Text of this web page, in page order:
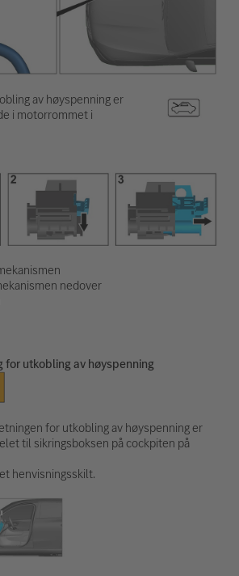
av høyspenning er
i motorrommet i
nedover
for utkobling av høyspenning
for utkobling av høyspenning er
til sikringsboksen på cockpiten på
henvisningsskilt.